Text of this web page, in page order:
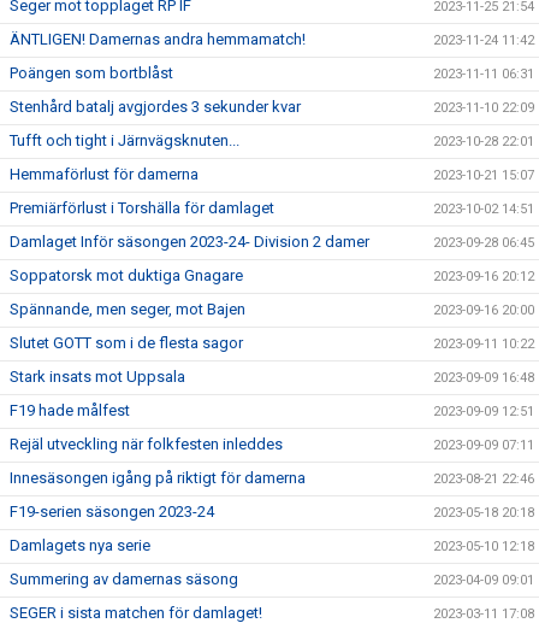
Seger mot topplaget RP IF 2023-11-25 21:54
ÄNTLIGEN! Damernas andra hemmamatch! 2023-11-24 11:42
Poängen som bortblåst 2023-11-11 06:31
Stenhård batalj avgjordes 3 sekunder kvar 2023-11-10 22:09
Tufft och tight i Järnvägsknuten... 2023-10-28 22:01
Hemmaförlust för damerna 2023-10-21 15:07
Premiärförlust i Torshälla för damlaget 2023-10-02 14:51
Damlaget Inför säsongen 2023-24- Division 2 damer 2023-09-28 06:45
Soppatorsk mot duktiga Gnagare 2023-09-16 20:12
Spännande, men seger, mot Bajen 2023-09-16 20:00
Slutet GOTT som i de flesta sagor 2023-09-11 10:22
Stark insats mot Uppsala 2023-09-09 16:48
F19 hade målfest 2023-09-09 12:51
Rejäl utveckling när folkfesten inleddes 2023-09-09 07:11
Innesäsongen igång på riktigt för damerna 2023-08-21 22:46
F19-serien säsongen 2023-24 2023-05-18 20:18
Damlagets nya serie 2023-05-10 12:18
Summering av damernas säsong 2023-04-09 09:01
SEGER i sista matchen för damlaget! 2023-03-11 17:08